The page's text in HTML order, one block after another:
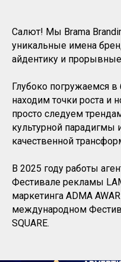
Салют! Мы Brama
уникальные имена
айдентику и
Глубоко погружаемся в
находим точки роста и
просто следуем
культурной
качественной
В 2025 году работы
Фестивале рекламы
маркетинга ADMA
международном
SQUARE.